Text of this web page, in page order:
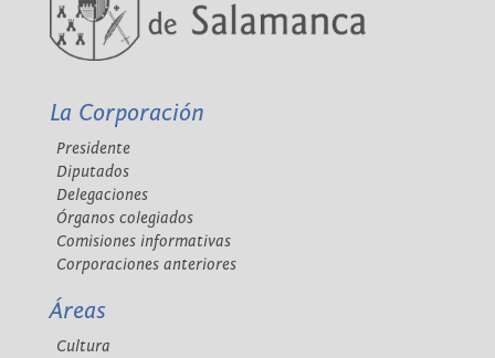
La Corporación
Presidente
Diputados
Delegaciones
Órganos colegiados
Comisiones informativas
Corporaciones anteriores
Áreas
Cultura